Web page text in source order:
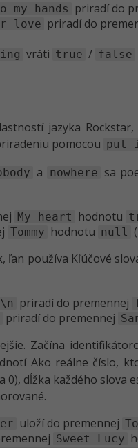
hands priradí do
love priradí do
vráti true / false
jazyka
pomocou put
a nowhere sa
My heart hodnotu
Tommy hodnotu null
ľan používa Kľúčové
priradí do premennej
priradí do premennej
Začína
Ako reálne číslo,
dĺžka každého
uloží do premennej
Sweet Lucy